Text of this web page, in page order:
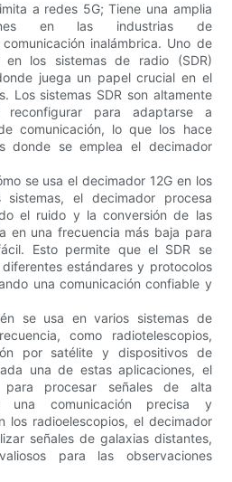
a redes 5G; Tiene una amplia
en las industrias de
inalámbrica. Uno de
los sistemas de radio (SDR)
juega un papel crucial en el
Los sistemas SDR son altamente
para adaptarse a
comunicación, lo que los hace
donde se emplea el decimador
se usa el decimador 12G en los
sistemas, el decimador procesa
el ruido y la conversión de las
en una frecuencia más baja para
Esto permite que el SDR se
estándares y protocolos
una comunicación confiable y
se usa en varios sistemas de
como radiotelescopios,
por satélite y dispositivos de
una de estas aplicaciones, el
para procesar señales de alta
una comunicación precisa y
los radioelescopios, el decimador
señales de galaxias distantes,
para las observaciones